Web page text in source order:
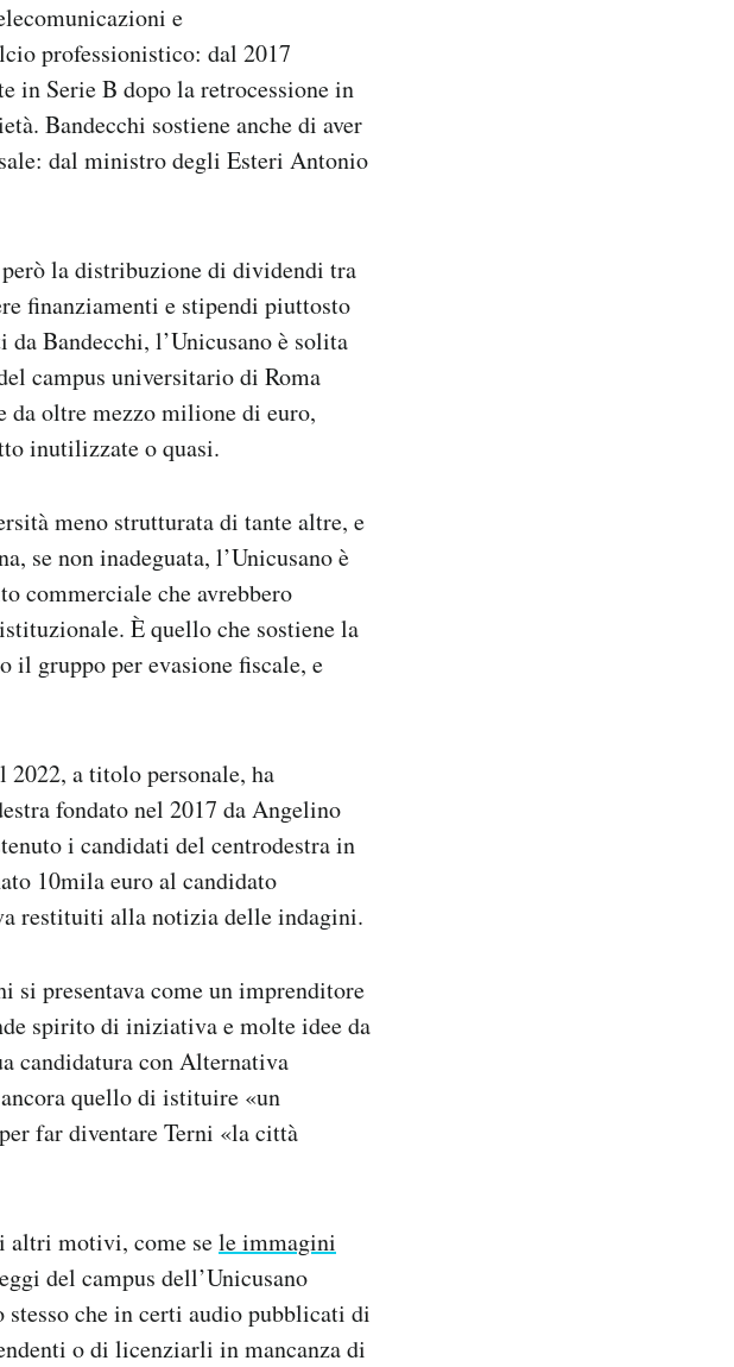
e
professionistico: dal 2017
in Serie B dopo la retrocessione in
Bandecchi sostiene anche di aver
dal ministro degli Esteri Antonio
la distribuzione di dividendi tra
finanziamenti e stipendi piuttosto
Bandecchi, l’Unicusano è solita
campus universitario di Roma
da oltre mezzo milione di euro,
inutilizzate o quasi.
meno strutturata di tante altre, e
se non inadeguata, l’Unicusano è
commerciale che avrebbero
È quello che sostiene la
il gruppo per evasione fiscale, e
2022, a titolo personale, ha
fondato nel 2017 da Angelino
i candidati del centrodestra in
10mila euro al candidato
restituiti alla notizia delle indagini.
si presentava come un imprenditore
spirito di iniziativa e molte idee da
candidatura con Alternativa
quello di istituire «un
far diventare Terni «la città
altri motivi, come sele immagini
del campus dell’Unicusano
stesso che in certi audio pubblicati di
o di licenziarli in mancanza di